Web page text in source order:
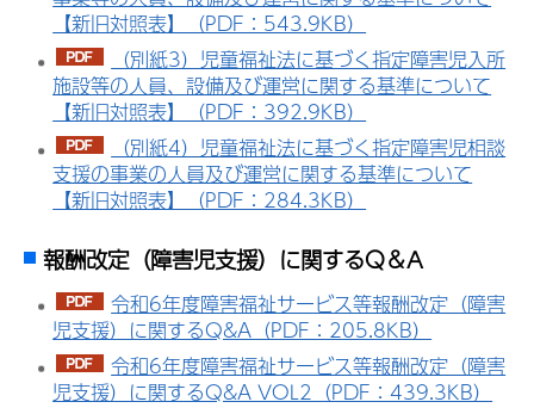
【新旧対照表】（PDF：543.9KB）
（別紙3）児童福祉法に基づく指定障害児入所
施設等の人員、設備及び運営に関する基準について
【新旧対照表】（PDF：392.9KB）
（別紙4）児童福祉法に基づく指定障害児相談
支援の事業の人員及び運営に関する基準について
【新旧対照表】（PDF：284.3KB）
報酬改定（障害児支援）に関するQ＆A
令和6年度障害福祉サービス等報酬改定（障害
児支援）に関するQ&A（PDF：205.8KB）
令和6年度障害福祉サービス等報酬改定（障害
児支援）に関するQ&A VOL2（PDF：439.3KB）